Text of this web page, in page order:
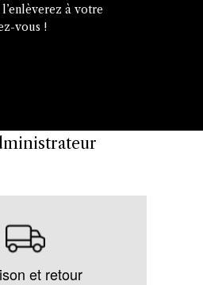
à votre
vous !
et retour